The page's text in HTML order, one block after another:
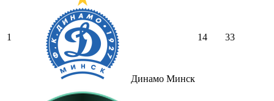
1
Динамо Минск
14 33